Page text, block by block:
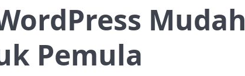
Mudah
Pemula